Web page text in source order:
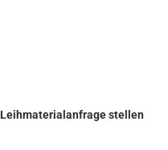
Leihmaterialanfrage stellen